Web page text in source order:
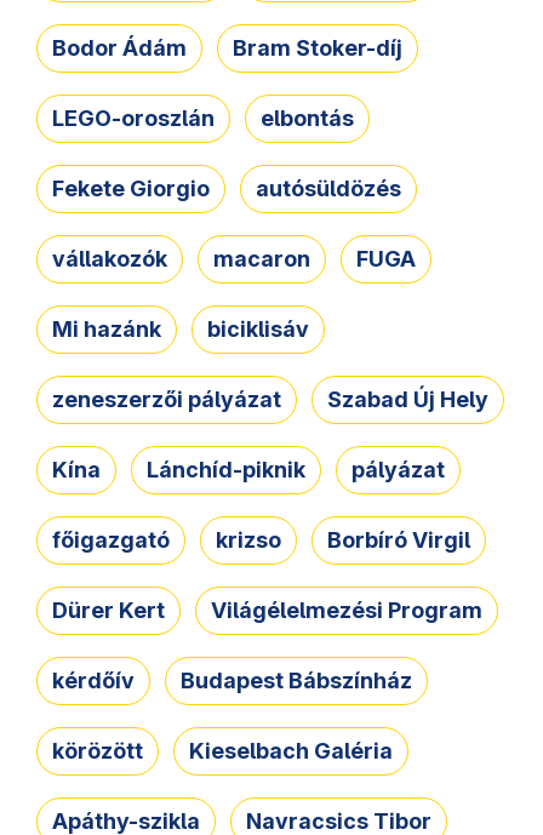
Bodor Ádám Bram Stoker-díj
LEGO-oroszlán elbontás
Fekete Giorgio autósüldözés
vállakozók macaron FUGA
Mi hazánk biciklisáv
zeneszerzői pályázat Szabad Új Hely
Kína Lánchíd-piknik pályázat
főigazgató krizso Borbíró Virgil
Dürer Kert Világélelmezési Program
kérdőív Budapest Bábszínház
körözött Kieselbach Galéria
Apáthy-szikla Navracsics Tibor